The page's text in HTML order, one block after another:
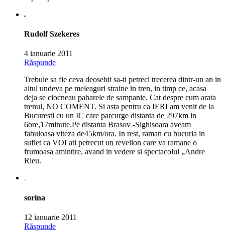
Rudolf Szekeres
4 ianuarie 2011
Răspunde
Trebuie sa fie ceva deosebit sa-ti petreci trecerea dintr-un an in
altul undeva pe meleaguri straine in tren, in timp ce, acasa
deja se ciocneau paharele de sampanie. Cat despre cum arata
trenul, NO COMENT. Si asta pentru ca IERI am venit de la
Bucuresti cu un IC care parcurge distanta de 297km in
6ore,17minute.Pe distanta Brasov -Sighisoara aveam
fabuloasa viteza de45km/ora. In rest, raman cu bucuria in
suflet ca VOI ati petrecut un revelion care va ramane o
frumoasa amintire, avand in vedere si spectacolul „Andre
Rieu.
sorina
12 ianuarie 2011
Răspunde